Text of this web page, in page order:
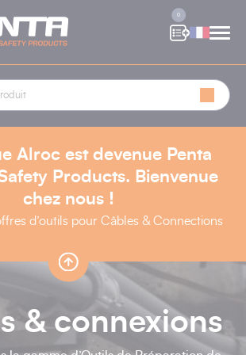
0
& connexions
Alroc est devenue Penta
Products. Bienvenue
chez nous !
d’outils pour Câbles & Connections